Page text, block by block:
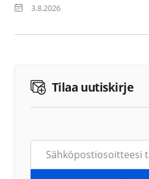
3.8.2026
Tilaa uutiskirje